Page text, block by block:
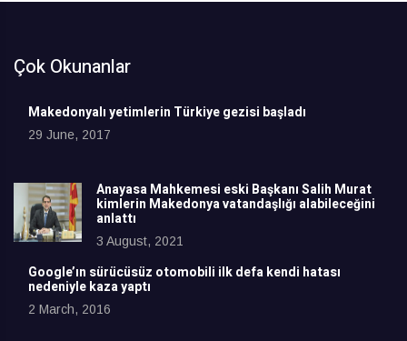
Çok Okunanlar
Makedonyalı yetimlerin Türkiye gezisi başladı
29 June, 2017
Anayasa Mahkemesi eski Başkanı Salih Murat
kimlerin Makedonya vatandaşlığı alabileceğini
anlattı
3 August, 2021
Google’ın sürücüsüz otomobili ilk defa kendi hatası
nedeniyle kaza yaptı
2 March, 2016